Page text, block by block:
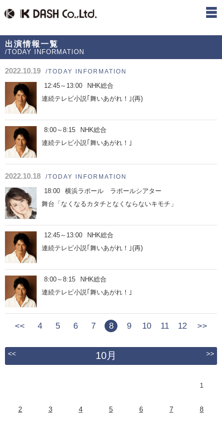
出演情報一覧
/TODAY INFORMATION
2022.10.19 /TODAY INFORMATION
12:45～13:00
NHK総合
連続テレビ小説｢舞いあがれ！｣(再)
8:00～8:15
NHK総合
連続テレビ小説｢舞いあがれ！｣
2022.10.18 /TODAY INFORMATION
18:00
横浜ラポール ラポールシアター
舞台「なくなるカタチとなくならないキモチ」
12:45～13:00
NHK総合
連続テレビ小説｢舞いあがれ！｣(再)
8:00～8:15
NHK総合
連続テレビ小説｢舞いあがれ！｣
<< 4 5 6 7 8 9 10 11 12 >>
<< 10月 >>
1
2 3 4 5 6 7 8